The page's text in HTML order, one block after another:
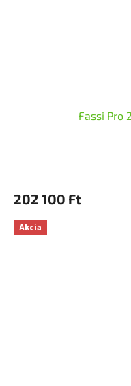
Fassi Pro
202 100 Ft
Akcia